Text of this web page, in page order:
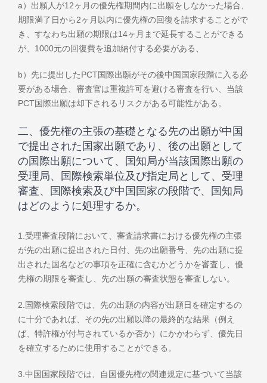
a）出願人が12ヶ月の優先権期間内に出願をしなかった場合、
期限満了日から2ヶ月以内に優先権の回復を請求することがで
き、すなわち出願の期限は14ヶ月まで延長することができる
が、1000元の回復費を追加納付する必要がある、
b）先に提出したPCT国際出願がその後中国国家段階に入る必
要がある場合、審査官は重複許可を避ける審査を行い、当該
PCT国際出願は却下されるリスクがある可能性がある。
二、優先権の主張の基礎となる先の出願が中国
で提出された国家出願であり、後の出願として
の国際出願について、国知局が当該国際出願の
受理局、国際検索単位及び指定局として、受理
審査、国際検索及び中国国家の段階で、国知局
はどのように処理するか。
1.受理審査段階において、審査請求書における優先権の主張
が先の出願に提出された日付、先の出願番号、先の出願に提
出された国名などの事項を正確に含むかどうかを審査し、優
先権の期限を審査し、先の出願の審査状態を審査しない。
2.国際検索段階では、先の出願の内容が出願日を確定するの
に十分であれば、その先の出願以降の最終的な結果（例え
ば、特許権が付与されているか否か）にかかわらず、優先日
を確立するために使用することができる。
3.中国国家段階では、自国優先権の関連規定に基づいて当該